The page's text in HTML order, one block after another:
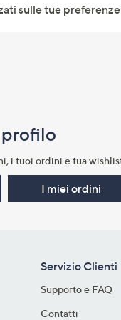
sulle tue
i tuoi ordini e tua
I miei ordini
Servizio Clienti
Supporto e FAQ
Contatti